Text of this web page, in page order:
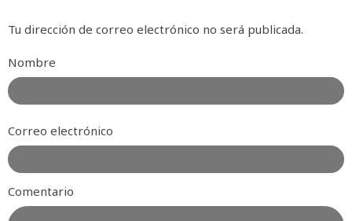
Tu dirección de correo electrónico no será publicada.
Nombre
Correo electrónico
Comentario